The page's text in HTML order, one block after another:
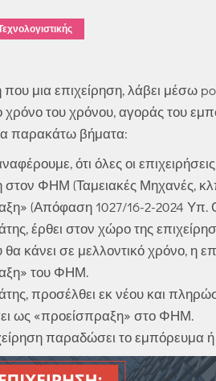
μια επιχείρηση, λάβει μέσω
του χρόνου, αγοράς του
παρακάτω βήματα:
ότι όλες οι
ΦΗΜ (Ταμειακές Μηχανές,
(Απόφαση 1027/16-2-2024 Υπ.
έρθει στον χώρο της
κάνει σε μελλοντικό χρόνο, η
του ΦΗΜ.
προσέλθει εκ νέου και
ως «προείσπραξη» στο ΦΗΜ.
παραδώσει το εμπόρευμα